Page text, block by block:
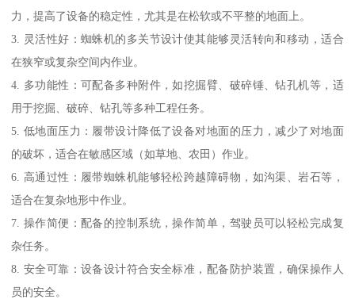
力，提高了设备的稳定性，尤其是在松软或不平整的地面上。
3. 灵活性好：蜘蛛机的多关节设计使其能够灵活转向和移动，适合
在狭窄或复杂空间内作业。
4. 多功能性：可配备多种附件，如挖掘臂、破碎锤、钻孔机等，适
用于挖掘、破碎、钻孔等多种工程任务。
5. 低地面压力：履带设计降低了设备对地面的压力，减少了对地面
的破坏，适合在敏感区域（如草地、农田）作业。
6. 高通过性：履带蜘蛛机能够轻松跨越障碍物，如沟渠、岩石等，
适合在复杂地形中作业。
7. 操作简便：配备的控制系统，操作简单，驾驶员可以轻松完成复
杂任务。
8. 安全可靠：设备设计符合安全标准，配备防护装置，确保操作人
员的安全。